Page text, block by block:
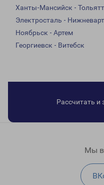
Ханты-Мансийск -
Электросталь -
Ноябрьск - Артем
Георгиевск - Витебск
Рассчитать и
Мы в